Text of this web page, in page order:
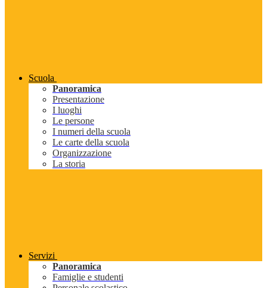
Scuola
Panoramica
Presentazione
I luoghi
Le persone
I numeri della scuola
Le carte della scuola
Organizzazione
La storia
Servizi
Panoramica
Famiglie e studenti